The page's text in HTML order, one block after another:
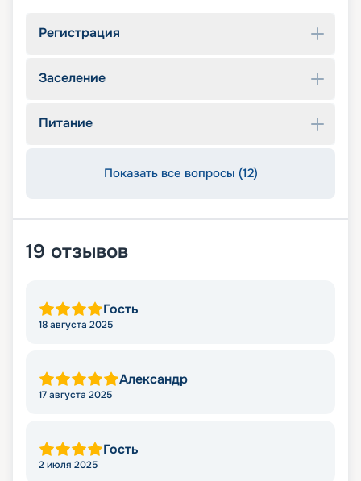
Регистрация
Заселение
Питание
Показать все вопросы (12)
19 отзывов
Гость
18 августа 2025
Александр
17 августа 2025
Гость
2 июля 2025